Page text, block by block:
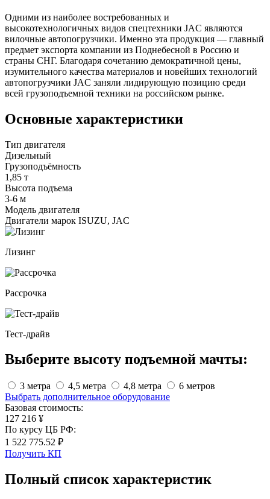
Одними из наиболее востребованных и
высокотехнологичных видов спецтехники JAC являются
вилочные автопогрузчики. Именно эта продукция — главный
предмет экспорта компании из Поднебесной в Россию и
страны СНГ. Благодаря сочетанию демократичной цены,
изумительного качества материалов и новейших технологий
автопогрузчики JAC заняли лидирующую позицию среди
всей грузоподъемной техники на российском рынке.
Основные характеристики
Тип двигателя
Дизельный
Грузоподъёмность
1,85 т
Высота подъема
3-6 м
Модель двигателя
Двигатели марок ISUZU, JAC
Лизинг
Рассрочка
Тест-драйв
Выберите высоту подъемной мачты:
3 метра 4,5 метра 4,8 метра
6 метров
Выбрать дополнительное оборудование
Базовая стоимость:
127 216 ¥
По курсу ЦБ РФ:
1 522 775.52 ₽
Получить КП
Полный список характеристик